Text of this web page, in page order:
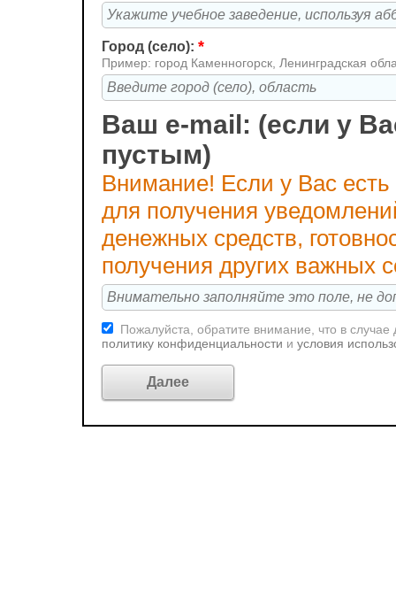
Город (село): *
Пример: город Каменногорск, Ленинградская
Ваш e-mail: (если у
пустым)
Внимание! Если у Вас
для получения
денежных средств,
получения других важных
Пожалуйста, обратите внимание, что в
политику конфиденциальности и условия